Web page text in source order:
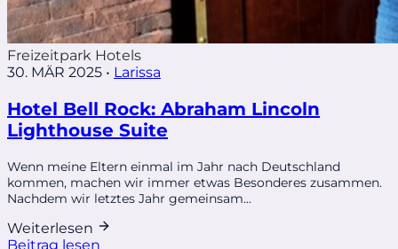
Freizeitpark Hotels
30. MÄR 2025 • Larissa
Hotel Bell Rock: Abraham Lincoln
Lighthouse Suite
Wenn meine Eltern einmal im Jahr nach Deutschland
kommen, machen wir immer etwas Besonderes zusammen.
Nachdem wir letztes Jahr gemeinsam...
Weiterlesen
Beitrag lesen